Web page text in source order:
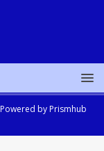
by Prismhub